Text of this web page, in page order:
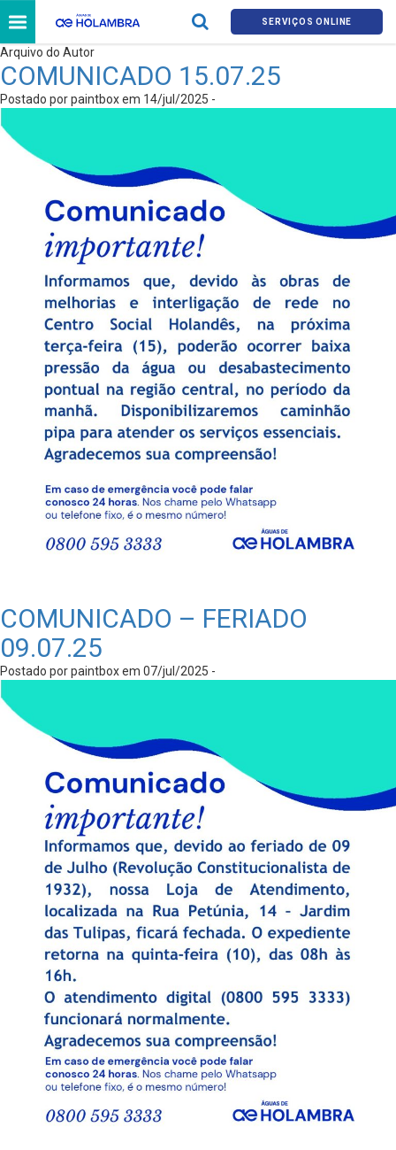
SERVIÇOS ONLINE
Arquivo do Autor
COMUNICADO 15.07.25
Postado por paintbox em 14/jul/2025 -
COMUNICADO – FERIADO
09.07.25
Postado por paintbox em 07/jul/2025 -